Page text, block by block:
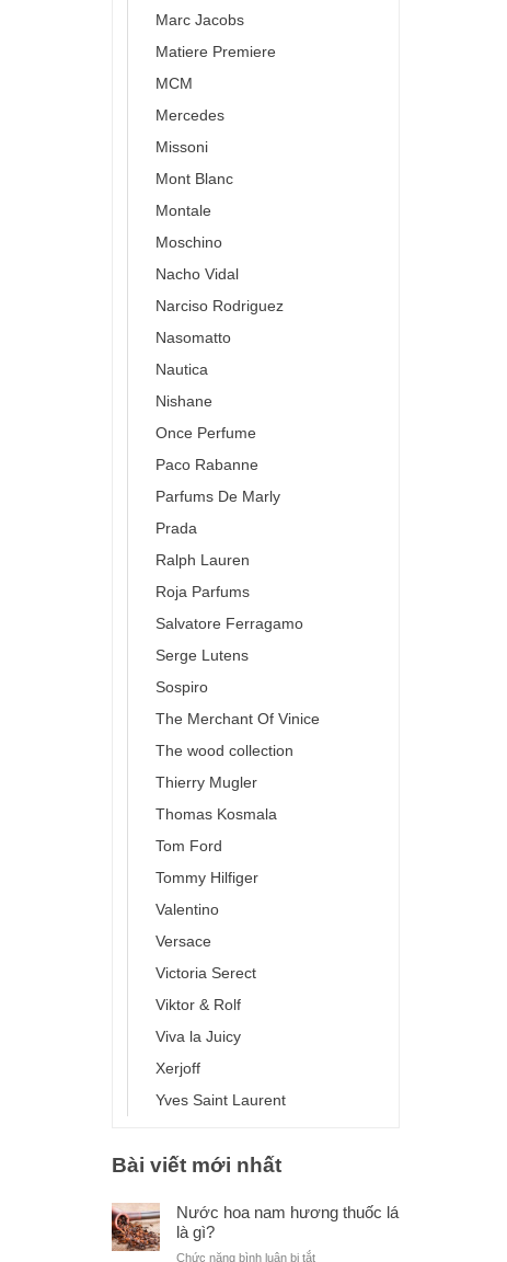
Marc Jacobs
Matiere Premiere
MCM
Mercedes
Missoni
Mont Blanc
Montale
Moschino
Nacho Vidal
Narciso Rodriguez
Nasomatto
Nautica
Nishane
Once Perfume
Paco Rabanne
Parfums De Marly
Prada
Ralph Lauren
Roja Parfums
Salvatore Ferragamo
Serge Lutens
Sospiro
The Merchant Of Vinice
The wood collection
Thierry Mugler
Thomas Kosmala
Tom Ford
Tommy Hilfiger
Valentino
Versace
Victoria Serect
Viktor & Rolf
Viva la Juicy
Xerjoff
Yves Saint Laurent
Bài viết mới nhất
Nước hoa nam hương thuốc lá
là gì?
Chức năng bình luận bị tắtở